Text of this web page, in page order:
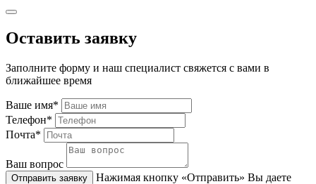
Оставить заявку
Заполните форму и наш специалист свяжется с вами в
ближайшее время
Ваше имя*
Телефон*
Почта*
Ваш вопрос
Отправить заявку
Нажимая кнопку «Отправить» Вы даете